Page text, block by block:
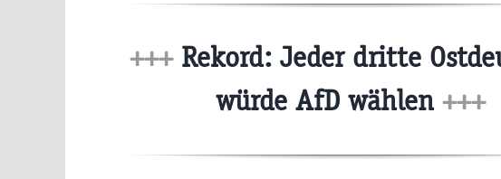
+++Rekord: Jeder dritte
würde AfD wählen +++